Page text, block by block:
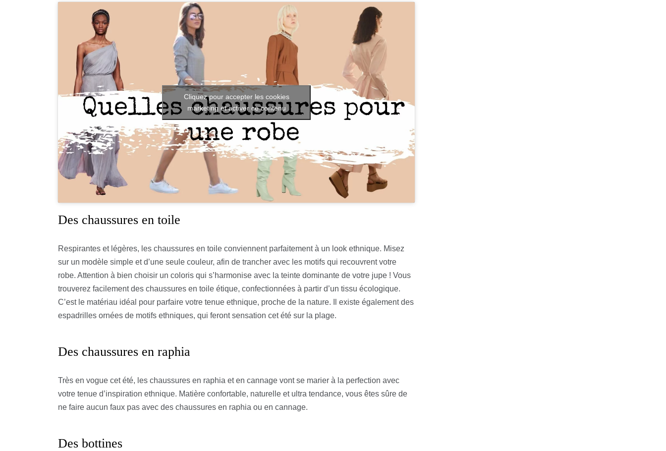
Cliquez pour accepter les cookies
marketing et activer ce contenu
Des chaussures en toile
Respirantes et légères, les chaussures en toile conviennent parfaitement à un look ethnique. Misez
sur un modèle simple et d’une seule couleur, afin de trancher avec les motifs qui recouvrent votre
robe. Attention à bien choisir un coloris qui s’harmonise avec la teinte dominante de votre jupe ! Vous
trouverez facilement des chaussures en toile étique, confectionnées à partir d’un tissu écologique.
C’est le matériau idéal pour parfaire votre tenue ethnique, proche de la nature. Il existe également des
espadrilles ornées de motifs ethniques, qui feront sensation cet été sur la plage.
Des chaussures en raphia
Très en vogue cet été, les chaussures en raphia et en cannage vont se marier à la perfection avec
votre tenue d’inspiration ethnique. Matière confortable, naturelle et ultra tendance, vous êtes sûre de
ne faire aucun faux pas avec des chaussures en raphia ou en cannage.
Des bottines